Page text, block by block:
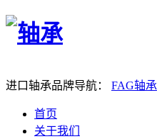
进口轴承品牌导航： FAG轴承
首页
关于我们